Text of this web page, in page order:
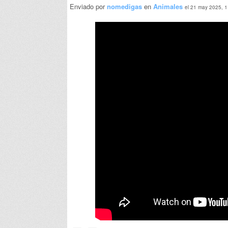
Enviado pornomedigas en Animales el 21 may 2025,